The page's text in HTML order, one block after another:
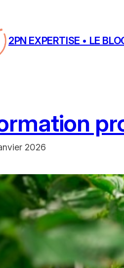
2PN EXPERTISE • LE
2026